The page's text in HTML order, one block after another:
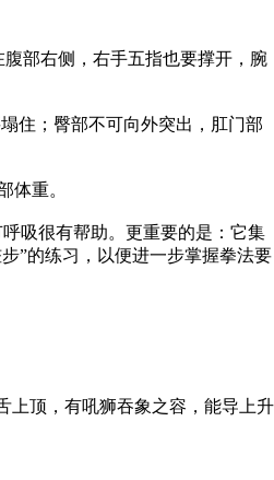
部右侧，右手五指也要撑开，腕
住；臀部不可向外突出，肛门部
重。
吸很有帮助。更重要的是：它集
”的练习，以便进一步掌握拳法要
顶，有吼狮吞象之容，能导上升